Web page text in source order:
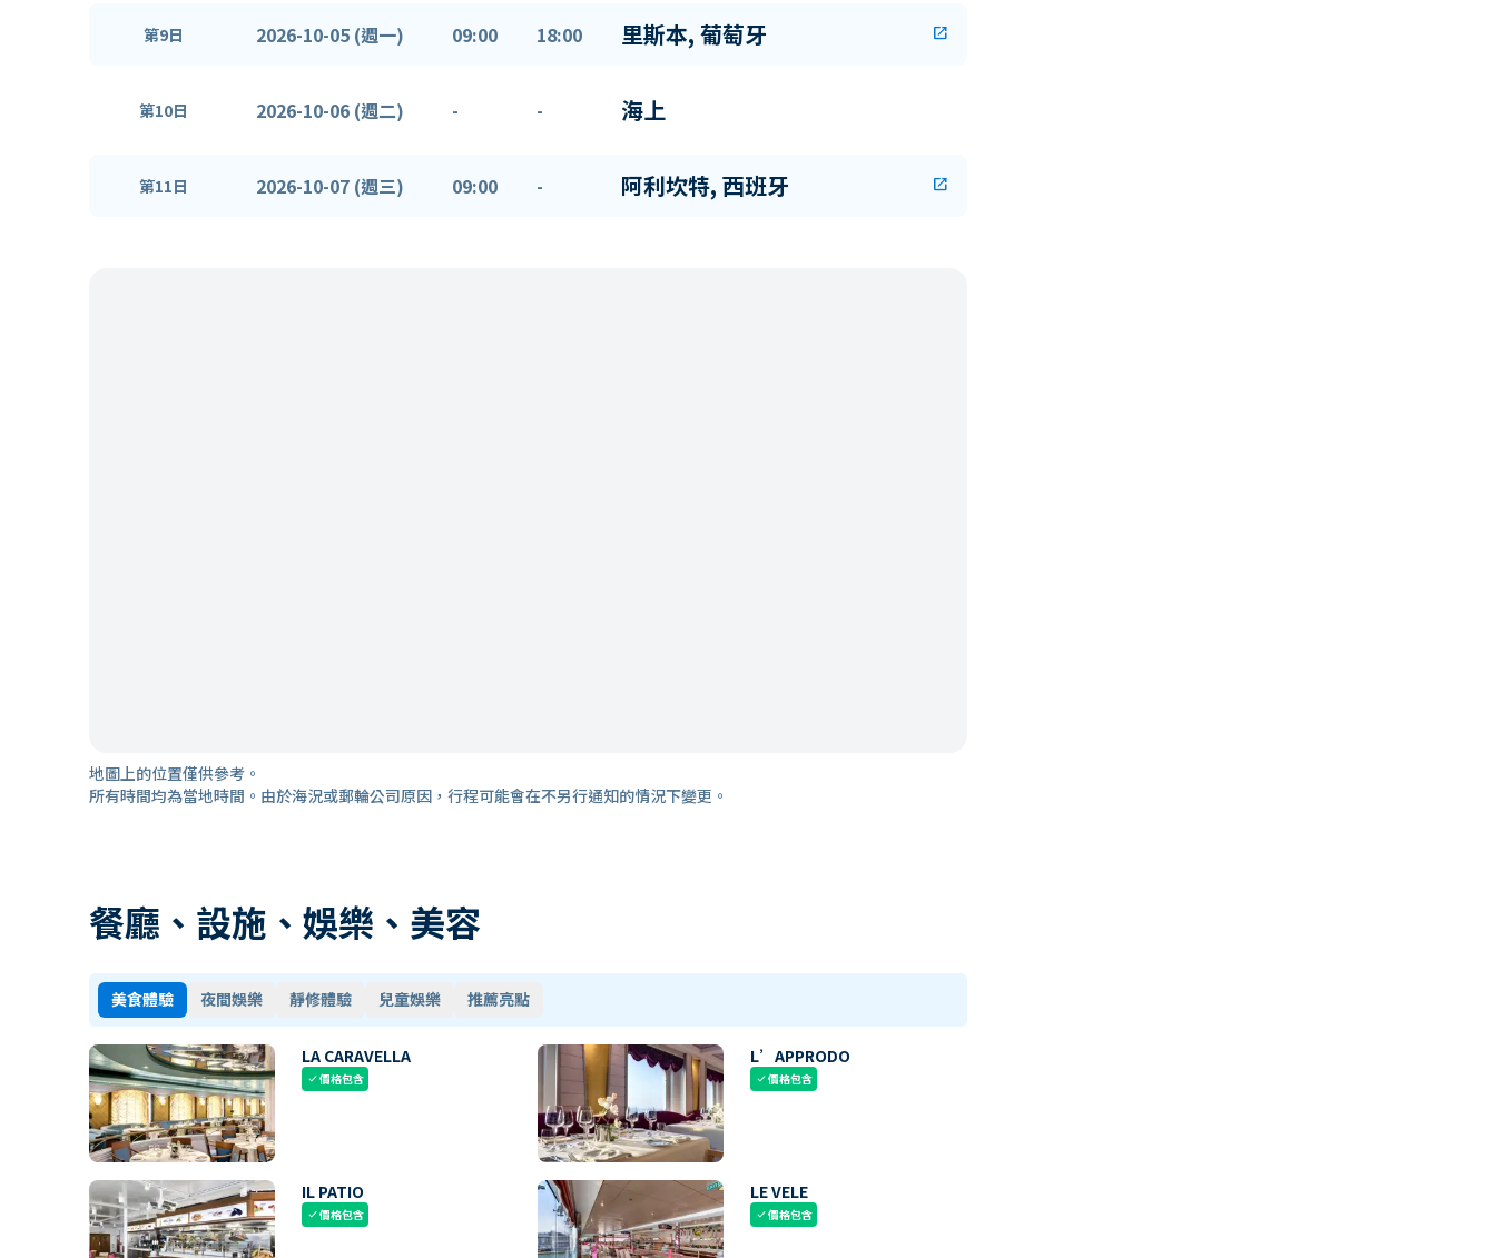
第9日 2026-10-05 (週一) 09:00 18:00 里斯本, 葡萄牙 open_in_new
第10日 2026-10-06 (週二) - - 海上
第11日 2026-10-07 (週三) 09:00 - 阿利坎特, 西班牙 open_in_new
地圖上的位置僅供參考。
所有時間均為當地時間。由於海況或郵輪公司原因，行程可能會在不另行通知的情況下變更。
餐廳、設施、娛樂、美容
美食體驗 夜間娛樂 靜修體驗 兒童娛樂 推薦亮點
LA CARAVELLA
check價格包含
L’APPRODO
check價格包含
IL PATIO
check價格包含
LE VELE
check價格包含